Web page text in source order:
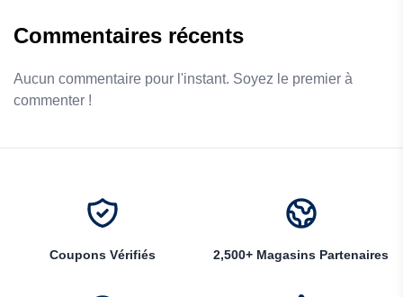
Commentaires récents
Aucun commentaire pour l'instant. Soyez le premier à
commenter !
Coupons Vérifiés 2,500+ Magasins Partenaires